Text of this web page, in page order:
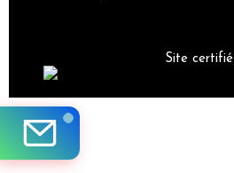
Site certifié